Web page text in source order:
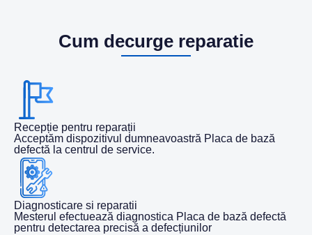
Cum decurge reparatie
Recepție pentru reparații
Acceptăm dispozitivul dumneavoastră Placa de bază
defectă la centrul de service.
Diagnosticare si reparatii
Mesterul efectuează diagnostica Placa de bază defectă
pentru detectarea precisă a defecțiunilor